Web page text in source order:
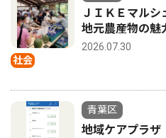
社会
ＪＩＫＥマル
地元農産物の魅
2026.07.30
青葉区
地域ケアプラ